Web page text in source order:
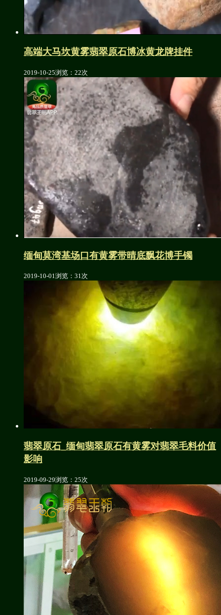
高端大马坎黄雾翡翠原石博冰黄龙牌挂件
2019-10-25浏览：22次
缅甸莫湾基场口有黄雾带晴底飘花博手镯
2019-10-01浏览：31次
翡翠原石_缅甸翡翠原石有黄雾对翡翠毛料价值
影响
2019-09-29浏览：25次